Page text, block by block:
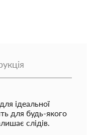
ідеальної
для будь-якого
слідів.